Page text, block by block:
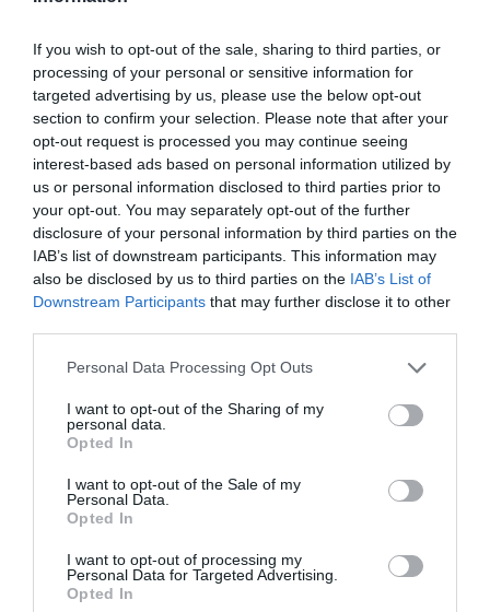
If you wish to opt-out of the sale, sharing to third parties, or
processing of your personal or sensitive information for
targeted advertising by us, please use the below opt-out
section to confirm your selection. Please note that after your
opt-out request is processed you may continue seeing
interest-based ads based on personal information utilized by
us or personal information disclosed to third parties prior to
your opt-out. You may separately opt-out of the further
disclosure of your personal information by third parties on the
IAB’s list of downstream participants. This information may
also be disclosed by us to third parties on the IAB’s List of
Downstream Participants that may further disclose it to other
Personal Data Processing Opt Outs
I want to opt-out of the Sharing of my
personal data.
Opted In
I want to opt-out of the Sale of my
Personal Data.
Opted In
I want to opt-out of processing my
Personal Data for Targeted Advertising.
Opted In
față, îngrijitoarea nu a mai suportat și a apelat la un
avocat, pentru a depune plângerea.
Pensionarul este acum cercetat într-un dosar pentru
infracțiuni de rele tratamente, amenințări și vătămări
corporale, audierea preliminară fiind stabilită pentru
22 octombrie.
ROMANI IN ITALIA
Asociația „Împreună pentru Athos”
Internațională de studiu asupra culturii şi
spiritualităţii Sfântului Munte
Ministrul Muncii din Italia: ”1,2 milioane
de români lucrau aici. Astăzi, sunt mai